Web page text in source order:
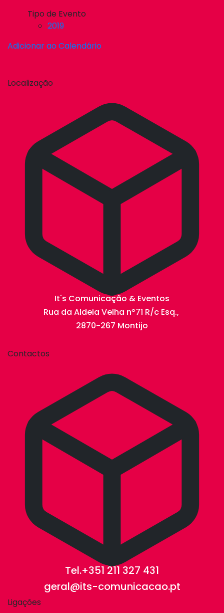
Tipo de Evento
2019
Adicionar ao Calendário
Localização
It's Comunicação & Eventos
Rua da Aldeia Velha nº71 R/c Esq.,
2870-267 Montijo
Contactos
Tel.+351 211 327 431
geral@its-comunicacao.pt
Ligações